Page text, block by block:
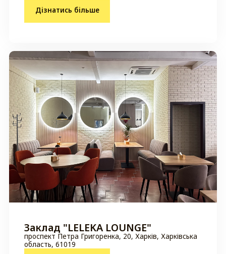
Дізнатись більше
Заклад "LELEKA LOUNGE"
проспект Петра Григоренка, 20, Харків, Харківська
область, 61019